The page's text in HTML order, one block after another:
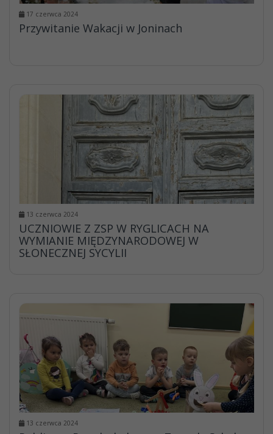
17 czerwca 2024
Przywitanie Wakacji w Joninach
13 czerwca 2024
UCZNIOWIE Z ZSP W RYGLICACH NA
WYMIANIE MIĘDZYNARODOWEJ W
SŁONECZNEJ SYCYLII
13 czerwca 2024